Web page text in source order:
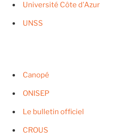
Université Côte d'Azur
UNSS
Canopé
ONISEP
Le bulletin officiel
CROUS